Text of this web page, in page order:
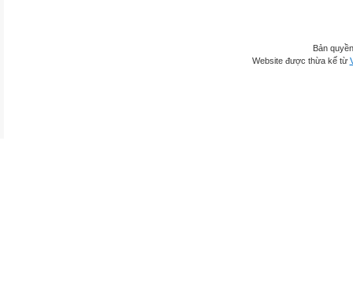
Bản
Website được thừa kế từ